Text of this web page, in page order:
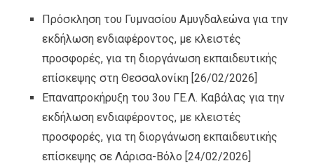
Πρόσκληση του Γυμνασίου Αμυγδαλεώνα για την
εκδήλωση ενδιαφέροντος, με κλειστές
προσφορές, για τη διοργάνωση εκπαιδευτικής
επίσκεψης στη Θεσσαλονίκη [26/02/2026]
Επαναπροκήρυξη του 3ου ΓΕ.Λ. Καβάλας για την
εκδήλωση ενδιαφέροντος, με κλειστές
προσφορές, για τη διοργάνωση εκπαιδευτικής
επίσκεψης σε Λάρισα-Βόλο [24/02/2026]